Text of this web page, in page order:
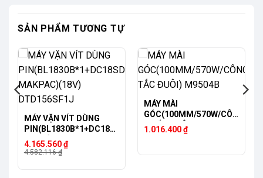
SẢN PHẨM TƯƠNG TỰ
-9%
MÁY VẶN VÍT DÙNG
PIN(BL1830B*1+DC18S
D+THÙNG MAKPAC)
(18V) DTD156SF1J
4.582.116₫
Giá
gốc
4.165.560₫
Giá
hiện
MÁY MÀI
GÓC(100MM/570W/CÔN
G TẮC ĐUÔI) M9504B
1.016.400₫